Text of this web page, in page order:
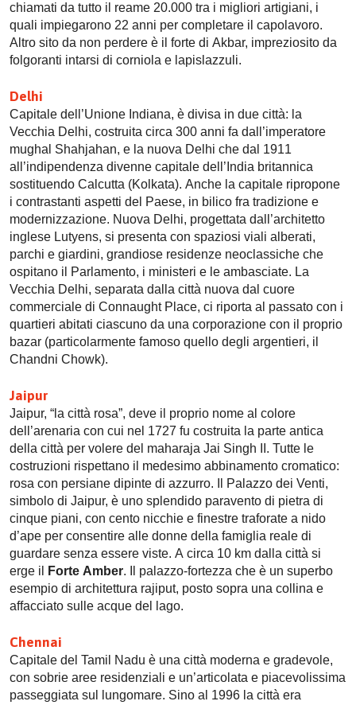
chiamati da tutto il reame 20.000 tra i migliori artigiani, i
quali impiegarono 22 anni per completare il capolavoro.
Altro sito da non perdere è il forte di Akbar, impreziosito da
folgoranti intarsi di corniola e lapislazzuli.
Delhi
Capitale dell’Unione Indiana, è divisa in due città: la
Vecchia Delhi, costruita circa 300 anni fa dall’imperatore
mughal Shahjahan, e la nuova Delhi che dal 1911
all’indipendenza divenne capitale dell’India britannica
sostituendo Calcutta (Kolkata). Anche la capitale ripropone
i contrastanti aspetti del Paese, in bilico fra tradizione e
modernizzazione. Nuova Delhi, progettata dall’architetto
inglese Lutyens, si presenta con spaziosi viali alberati,
parchi e giardini, grandiose residenze neoclassiche che
ospitano il Parlamento, i ministeri e le ambasciate. La
Vecchia Delhi, separata dalla città nuova dal cuore
commerciale di Connaught Place, ci riporta al passato con i
quartieri abitati ciascuno da una corporazione con il proprio
bazar (particolarmente famoso quello degli argentieri, il
Chandni Chowk).
Jaipur
Jaipur, “la città rosa”, deve il proprio nome al colore
dell’arenaria con cui nel 1727 fu costruita la parte antica
della città per volere del maharaja Jai Singh II. Tutte le
costruzioni rispettano il medesimo abbinamento cromatico:
rosa con persiane dipinte di azzurro. Il Palazzo dei Venti,
simbolo di Jaipur, è uno splendido paravento di pietra di
cinque piani, con cento nicchie e finestre traforate a nido
d’ape per consentire alle donne della famiglia reale di
guardare senza essere viste. A circa 10 km dalla città si
erge il
Forte Amber. Il palazzo-fortezza che è un superbo
esempio di architettura rajiput, posto sopra una collina e
affacciato sulle acque del lago.
Chennai
Capitale del Tamil Nadu è una città moderna e gradevole,
con sobrie aree residenziali e un’articolata e piacevolissima
passeggiata sul lungomare. Sino al 1996 la città era